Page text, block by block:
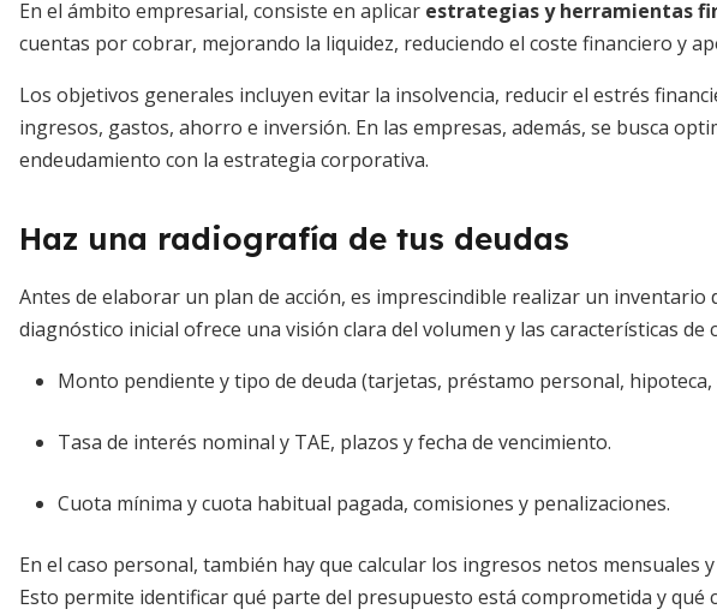
En el ámbito empresarial, consiste en aplicar estrategias y herramientas
cuentas por cobrar, mejorando la liquidez, reduciendo el coste financiero y
Los objetivos generales incluyen evitar la insolvencia, reducir el estrés
ingresos, gastos, ahorro e inversión. En las empresas, además, se busca
endeudamiento con la estrategia corporativa.
Haz una radiografía de tus deudas
Antes de elaborar un plan de acción, es imprescindible realizar un inventario
diagnóstico inicial ofrece una visión clara del volumen y las características de
Monto pendiente y tipo de deuda (tarjetas, préstamo personal, hipoteca,
Tasa de interés nominal y TAE, plazos y fecha de vencimiento.
Cuota mínima y cuota habitual pagada, comisiones y penalizaciones.
En el caso personal, también hay que calcular los ingresos netos mensuales
Esto permite identificar qué parte del presupuesto está comprometida y qué